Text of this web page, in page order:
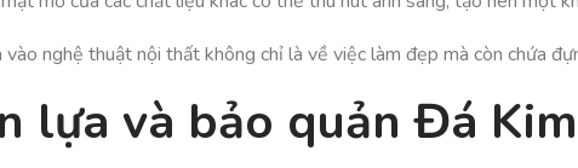
nghệ thuật nội thất không chỉ là về việc làm đẹp mà còn chứa
lựa và bảo quản Đá